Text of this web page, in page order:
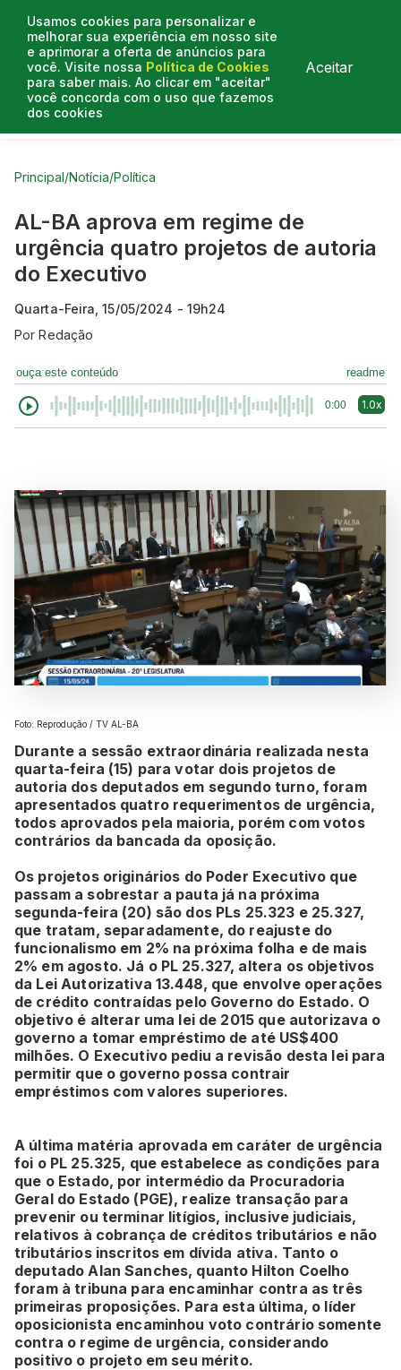
Usamos cookies para personalizar e
melhorar sua experiência em nosso site
e aprimorar a oferta de anúncios para
você. Visite nossa Política de Cookies
para saber mais. Ao clicar em "aceitar"
você concorda com o uso que fazemos
dos cookies
Aceitar
Curtas do Poder
Principal/Notícia/Política
AL-BA aprova em regime de
urgência quatro projetos de autoria
do Executivo
Quarta-Feira, 15/05/2024 - 19h24
PorRedação
ouça este conteúdo readme
0:00 1.0x
Foto: Reprodução / TV AL-BA
Durante a sessão extraordinária realizada nesta
quarta-feira (15) para votar dois projetos de
autoria dos deputados em segundo turno, foram
apresentados quatro requerimentos de urgência,
todos aprovados pela maioria, porém com votos
contrários da bancada da oposição.
Os projetos originários do Poder Executivo que
passam a sobrestar a pauta já na próxima
segunda-feira (20) são dos PLs 25.323 e 25.327,
que tratam, separadamente, do reajuste do
funcionalismo em 2% na próxima folha e de mais
2% em agosto. Já o PL 25.327, altera os objetivos
da Lei Autorizativa 13.448, que envolve operações
de crédito contraídas pelo Governo do Estado. O
objetivo é alterar uma lei de 2015 que autorizava o
governo a tomar empréstimo de até US$400
milhões. O Executivo pediu a revisão desta lei para
permitir que o governo possa contrair
empréstimos com valores superiores.
A última matéria aprovada em caráter de urgência
foi o PL 25.325, que estabelece as condições para
que o Estado, por intermédio da Procuradoria
Geral do Estado (PGE), realize transação para
prevenir ou terminar litígios, inclusive judiciais,
relativos à cobrança de créditos tributários e não
tributários inscritos em dívida ativa. Tanto o
deputado Alan Sanches, quanto Hilton Coelho
foram à tribuna para encaminhar contra as três
primeiras proposições. Para esta última, o líder
oposicionista encaminhou voto contrário somente
contra o regime de urgência, considerando
positivo o projeto em seu mérito.